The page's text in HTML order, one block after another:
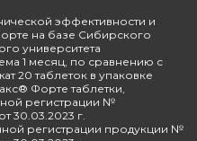
эффективности и
на базе Сибирского
университета
1 месяц, по сравнению с
20 таблеток в упаковке
Форте таблетки,
регистрации №
30.03.2023 г.
регистрации продукции №